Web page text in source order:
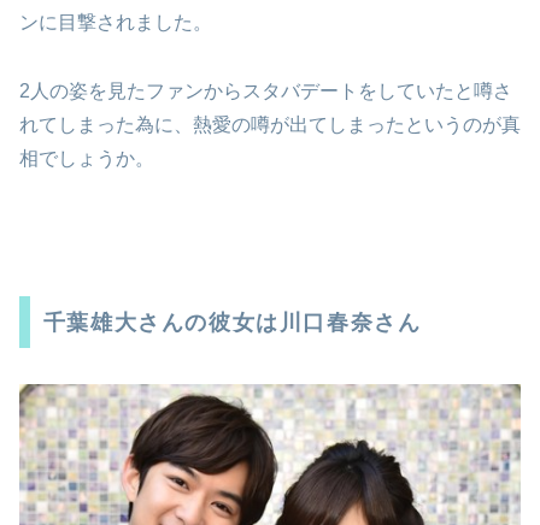
ンに目撃されました。
2人の姿を見たファンからスタバデートをしていたと噂さ
れてしまった為に、熱愛の噂が出てしまったというのが真
相でしょうか。
千葉雄大さんの彼女は川口春奈さん